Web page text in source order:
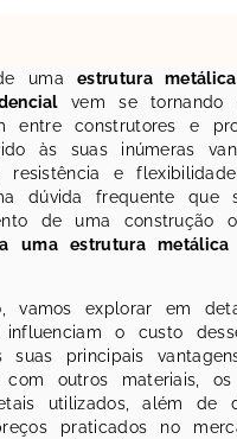
umaestrutura
vem se tornando
entre construtores e
às suas inúmeras
resistência e
dúvida frequente que
de uma construção
uma estrutura metálica
vamos explorar em
influenciam o custo
suas principais
com outros materiais, os
utilizados, além de
praticados no